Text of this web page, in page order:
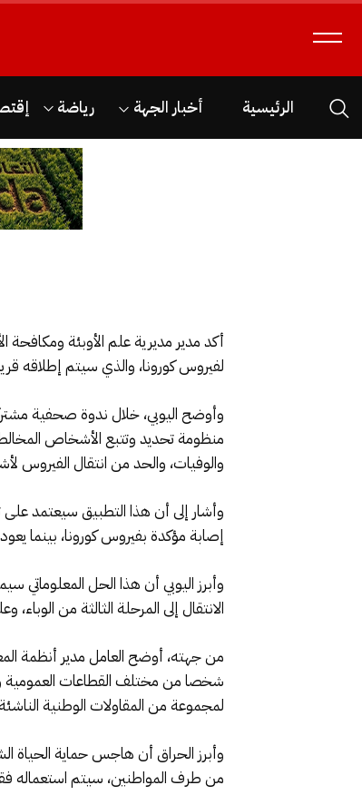
الرئيسية أخبار الجهة رياضة
أكد مدير مديرية علم الأوبئة ومكافحة
لفيروس كورونا، والذي سيتم إطلاقه
وأوضح اليوبي، خلال ندوة صحفية
والوفيات، والحد من انتقال
وأشار إلى أن هذا التطبيق سيعتمد
إصابة مؤكدة بفيروس كورونا، بينما
وأبرز اليوبي أن هذا الحل المعلوماتي
الانتقال إلى المرحلة الثالثة من
شخصا من مختلف القطاعات العمومية
لمجموعة من المقاولات الوطنية
وأبرز الحراق أن هاجس حماية الحياة
من طرف المواطنين، سيتم استعماله